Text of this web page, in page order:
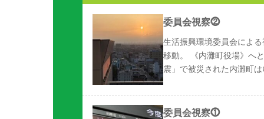
委員会視察⓶
生活振興環境委員会によ
移動。 《内灘町役場》へ
震」で被災された内灘町
委員会視察⓵